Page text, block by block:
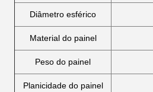
Diâmetro esférico
Material do painel
Peso do painel
Planicidade do painel